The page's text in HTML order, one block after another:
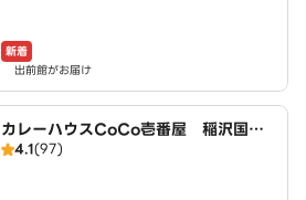
新着
出前館がお届け
カレーハウスCoCo壱番屋 稲沢国府
宮店（SD）
4.1(97)